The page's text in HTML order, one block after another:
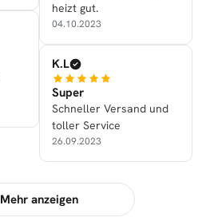
heizt gut.
04.10.2023
K.L
Super
Schneller Versand und
toller Service
26.09.2023
Mehr anzeigen